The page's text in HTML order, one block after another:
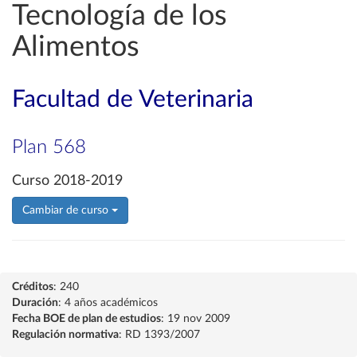
Tecnología de los
Alimentos
Facultad de Veterinaria
Plan 568
Curso 2018-2019
Cambiar de curso
Créditos: 240
Duración: 4 años académicos
Fecha BOE de plan de estudios: 19 nov 2009
Regulación normativa: RD 1393/2007